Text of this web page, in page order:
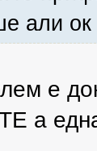
али
е
а